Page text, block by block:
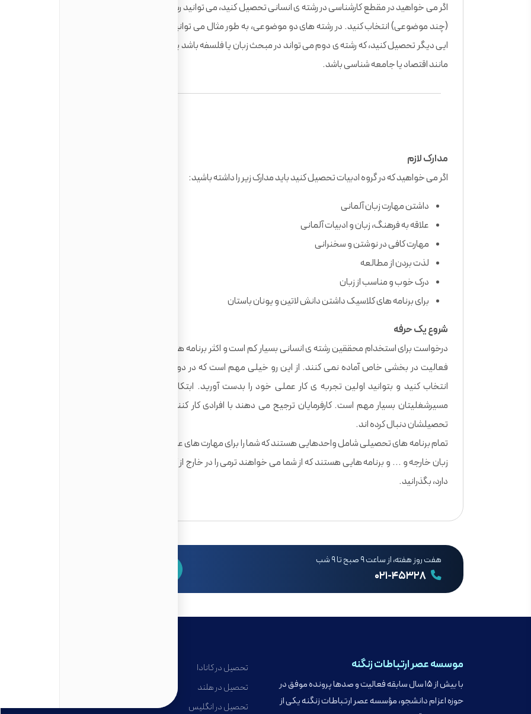
اگر می خواهید در مقطع کارشناسی در رشته ی انسانی تحصیل کنید، می توانید رشته ایی تک موضوعی یا رشته ای ترکیبی
(چند موضوعی) انتخاب کنید. در رشته های دو موضوعی، به طور مثال می توانید در رشته ی فلسفه ی انگلیسی و رشته
ایی دیگر تحصیل کنید، که رشته ی دوم می تواند در مبحث زبان یا فلسفه باشد یا موضوعی کاملا متفاوت از گروه انسانی
مانند اقتصاد یا جامعه شناسی باشد.
مدارک لازم
اگر می خواهید که در گروه ادبیات تحصیل کنید باید مدارک زیر را داشته باشید:
داشتن مهارت زبان آلمانی
علاقه به فرهنگ، زبان و ادبیات آلمانی
مهارت کافی در نوشتن و سخنرانی
لذت بردن از مطالعه
درک خوب و مناسب از زبان
برای برنامه های کلاسیک داشتن دانش لاتین و یونان باستان
شروع یک حرفه
درخواست برای استخدام محققین رشته ی انسانی بسیار کم است و اکثر برنامه های آموزشی این رشته، دانشجویان را برای
فعالیت در بخشی خاص آماده نمی کنند. از این رو خیلی مهم است که در دوره ی تحصیلتان زمینه ی تخصصیتان را
انتخاب کنید و بتوانید اولین تجربه ی کار عملی خود را بدست آورید. ابتکار عمل و علاقه ی شما هم در انتخاب
مسیرشغلیتان بسیار مهم است. کارفرمایان ترجیح می دهند با افرادی کار کنند که زمینه ی کاری مشخصی را در زمان
تحصیلشان دنبال کرده اند.
تمام برنامه های تحصیلی شامل واحدهایی هستند که شما را برای مهارت های عمومی آماده می کنند. از جمله مدیریت،
زبان خارجه و ... و برنامه هایی هستند که از شما می خواهند ترمی را در خارج از کشور در دانشگاهی که برنامه ی مشترک
دارد، بگذرانید.
هفت روز هفته، از ساعت ۹ صبح تا ۹ شب
موسسه عصر ارتباطات زنگنه
با بیش از ۱۵ سال سابقه فعالیت و صدها پرونده موفق در
حوزه اعزام دانشجو، مؤسسه عصر ارتباطات زنگنه یکی از
تحصیل در کانادا
تحصیل در هلند
تحصیل در انگلیس